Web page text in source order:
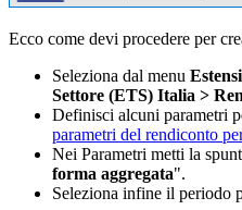
Ecco come devi procedere per
Seleziona dal menu
Settore (ETS) Italia >
Definisci alcuni parametri
parametri del rendiconto
Nei Parametri metti la
forma aggregata".
Seleziona infine il periodo